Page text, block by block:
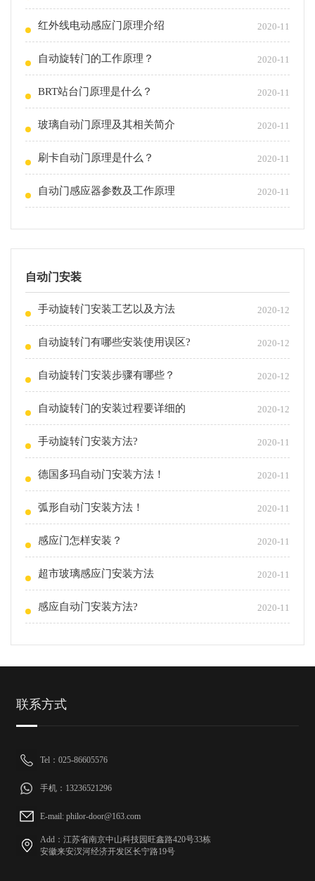
红外线电动感应门原理介绍 2020-11
自动旋转门的工作原理？ 2020-11
BRT站台门原理是什么？ 2020-11
玻璃自动门原理及其相关简介 2020-11
刷卡自动门原理是什么？ 2020-11
自动门感应器参数及工作原理 2020-11
自动门安装
手动旋转门安装工艺以及方法 2020-12
自动旋转门有哪些安装使用误区? 2020-12
自动旋转门安装步骤有哪些？ 2020-12
自动旋转门的安装过程要详细的 2020-12
手动旋转门安装方法? 2020-11
德国多玛自动门安装方法！ 2020-11
弧形自动门安装方法！ 2020-11
感应门怎样安装？ 2020-11
超市玻璃感应门安装方法 2020-11
感应自动门安装方法? 2020-11
联系方式
Tel：025-86605576
手机：13236521296
E-mail: philor-door@163.com
Add：江苏省南京中山科技园旺鑫路420号33栋
安徽来安汊河经济开发区长宁路19号